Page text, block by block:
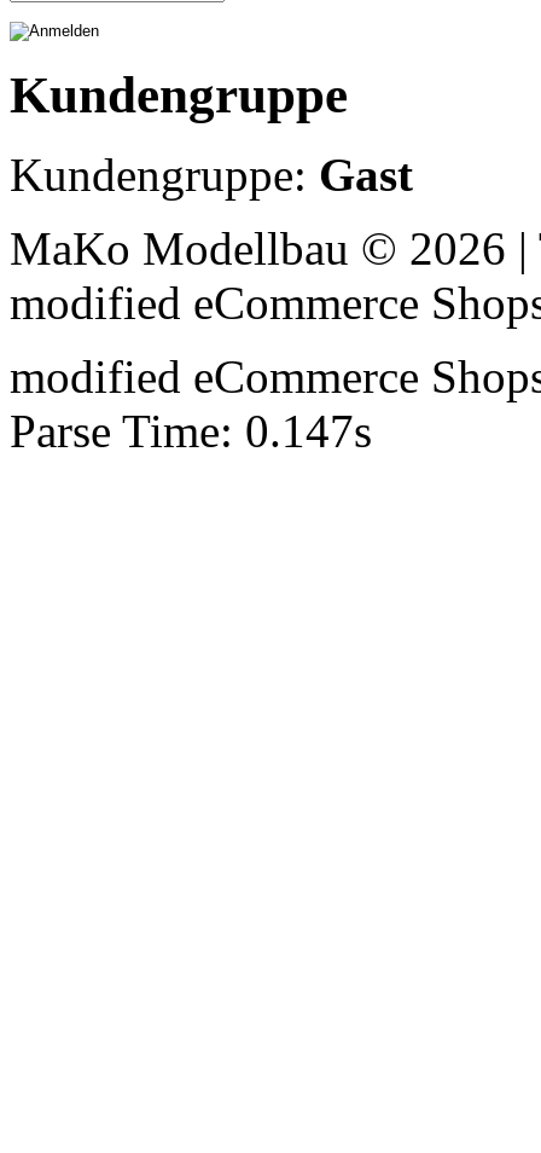
Kundengruppe
Kundengruppe: Gast
MaKo Modellbau © 2026
modified eCommerce
modified eCommerce
Parse Time: 0.147s